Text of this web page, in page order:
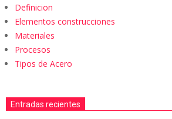
Definicion
Elementos construcciones
Materiales
Procesos
Tipos de Acero
Entradas recientes